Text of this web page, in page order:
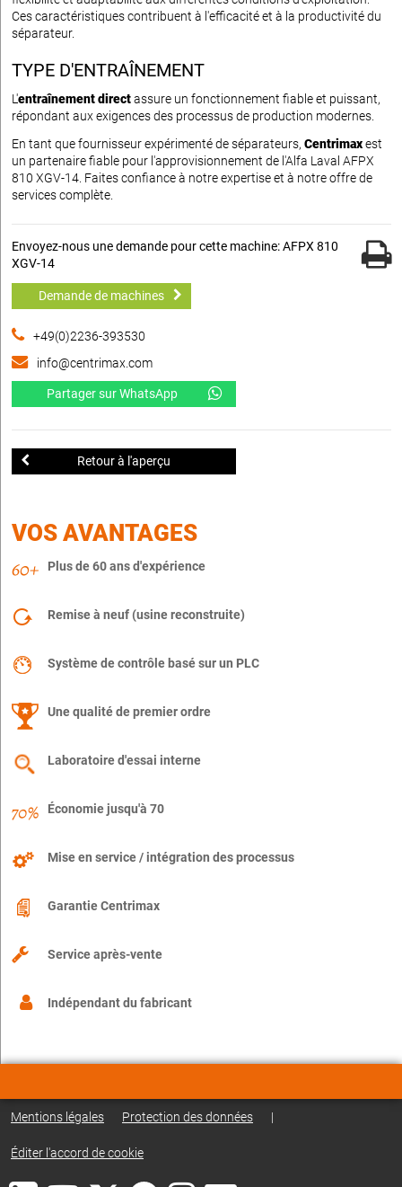
Ces caractéristiques contribuent à l'efficacité et à la productivité du
séparateur.
TYPE D'ENTRAÎNEMENT
L'entraînement directassure un fonctionnement fiable et puissant,
répondant aux exigences des processus de production modernes.
En tant que fournisseur expérimenté de séparateurs, Centrimaxest
un partenaire fiable pour l'approvisionnement de l'Alfa Laval AFPX
810 XGV-14. Faites confiance à notre expertise et à notre offre de
services complète.
Envoyez-nous une demande pour cette machine: AFPX 810
XGV-14
Demande de machines
+49(0)2236-393530
info@centrimax.com
Partager sur WhatsApp
Retour à l'aperçu
VOS AVANTAGES
Plus de 60 ans d'expérience
Remise à neuf (usine reconstruite)
Système de contrôle basé sur un PLC
Une qualité de premier ordre
Laboratoire d'essai interne
Économie jusqu'à 70
Mise en service / intégration des processus
Garantie Centrimax
Service après-vente
Indépendant du fabricant
Mentions légales Protection des données |
Éditer l'accord de cookie